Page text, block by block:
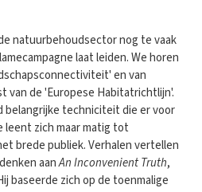
natuurbehoudsector nog te vaak
laat leiden. We horen
en van
van de 'Europese Habitatrichtlijn'.
belangrijke techniciteit die er voor
zich maar matig tot
brede publiek. Verhalen vertellen
aanAn Inconvenient Truth,
baseerde zich op de toenmalige